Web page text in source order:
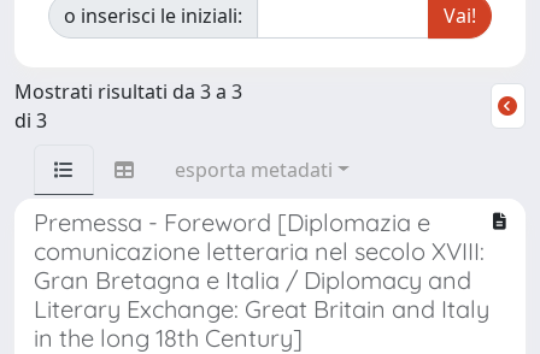
o inserisci le iniziali:
Mostrati risultati da 3 a 3
di 3
esporta metadati
Premessa - Foreword [Diplomazia e
comunicazione letteraria nel secolo XVIII:
Gran Bretagna e Italia / Diplomacy and
Literary Exchange: Great Britain and Italy
in the long 18th Century]